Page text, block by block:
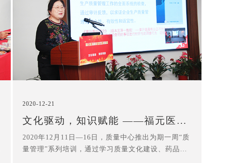
2020-12-21
文化驱动，知识赋能 ——福元医药
第一届质量月培训会
2020年12月11日—16日，质量中心推出为期一周“质
量管理”系列培训，通过学习质量文化建设、药品法